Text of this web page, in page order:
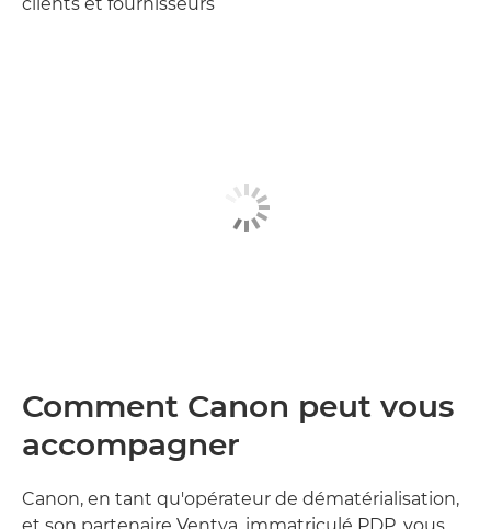
Comment Canon peut vous
accompagner
Canon, en tant qu'opérateur de dématérialisation,